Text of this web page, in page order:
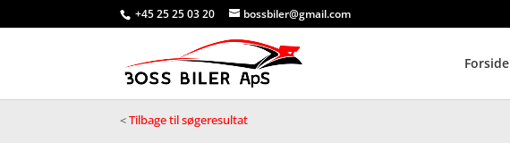
+45 25 25 03 20 bossbiler@gmail.com
Forside
<Tilbage til søgeresultat